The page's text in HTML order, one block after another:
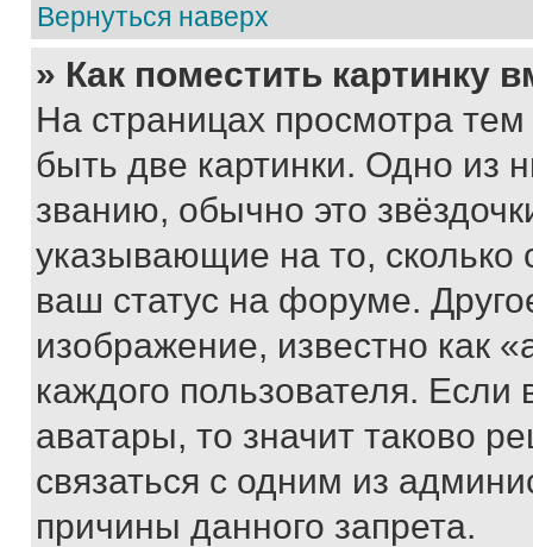
Вернуться наверх
» Как поместить картинку
На страницах просмотра
быть две картинки. Одно из
званию, обычно это
указывающие на то,
ваш статус на форуме.
изображение, известно как
каждого пользователя.
аватары, то значит таково
связаться с одним из
причины данного запрета.